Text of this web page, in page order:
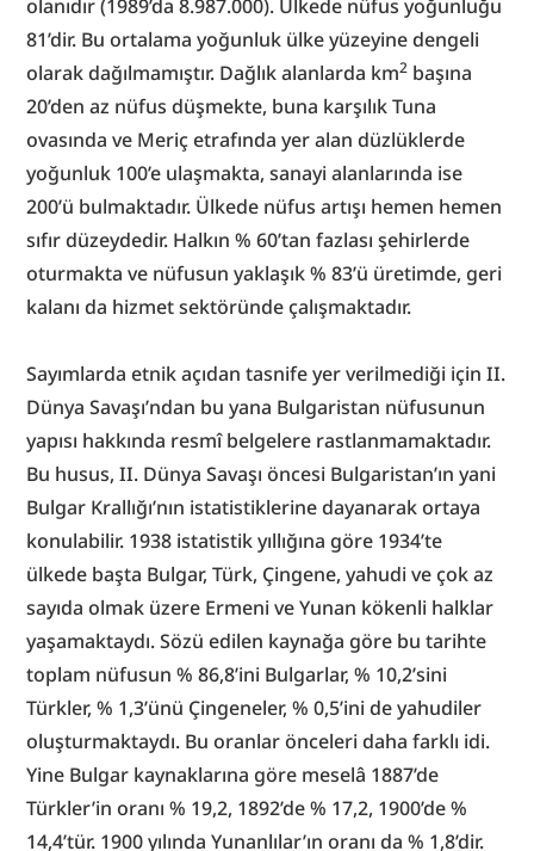
olanıdır (1989’da 8.987.000). Ülkede nüfus yoğunluğu
81’dir. Bu ortalama yoğunluk ülke yüzeyine dengeli
olarak dağılmamıştır. Dağlık alanlarda km2 başına
20’den az nüfus düşmekte, buna karşılık Tuna
ovasında ve Meriç etrafında yer alan düzlüklerde
yoğunluk 100’e ulaşmakta, sanayi alanlarında ise
200’ü bulmaktadır. Ülkede nüfus artışı hemen hemen
sıfır düzeydedir. Halkın % 60’tan fazlası şehirlerde
oturmakta ve nüfusun yaklaşık % 83’ü üretimde, geri
kalanı da hizmet sektöründe çalışmaktadır.
Sayımlarda etnik açıdan tasnife yer verilmediği için II.
Dünya Savaşı’ndan bu yana Bulgaristan nüfusunun
yapısı hakkında resmî belgelere rastlanmamaktadır.
Bu husus, II. Dünya Savaşı öncesi Bulgaristan’ın yani
Bulgar Krallığı’nın istatistiklerine dayanarak ortaya
konulabilir. 1938 istatistik yıllığına göre 1934’te
ülkede başta Bulgar, Türk, Çingene, yahudi ve çok az
sayıda olmak üzere Ermeni ve Yunan kökenli halklar
yaşamaktaydı. Sözü edilen kaynağa göre bu tarihte
toplam nüfusun % 86,8’ini Bulgarlar, % 10,2’sini
Türkler, % 1,3’ünü Çingeneler, % 0,5’ini de yahudiler
oluşturmaktaydı. Bu oranlar önceleri daha farklı idi.
Yine Bulgar kaynaklarına göre meselâ 1887’de
Türkler’in oranı % 19,2, 1892’de % 17,2, 1900’de %
14,4’tür. 1900 yılında Yunanlılar’ın oranı da % 1,8’dir.